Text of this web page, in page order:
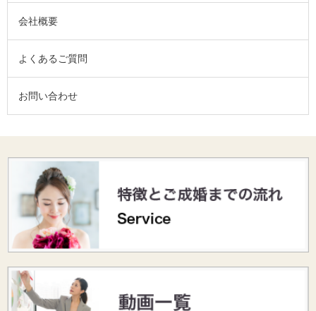
会社概要
よくあるご質問
お問い合わせ